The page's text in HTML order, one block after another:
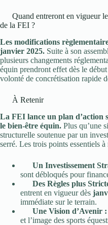
Quand entreront en vigueur
de la FEI ?
Les modifications
janvier 2025. Suite à son
plusieurs changements
équin prendront effet dès le
volonté de concrétisation rapide
À Retenir
La FEI lance un plan d’action
le bien-être équin. Plus qu’une
structurelle soutenue par un
serré. Les trois points essentiels à
Un Investissement
sont débloqués pour
Des Règles plus
entrent en vigueur dès
immédiate sur le terrain.
Une Vision d’Avenir :
et l’image des sports